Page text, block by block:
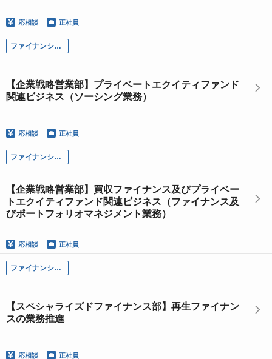
応相談 正社員
ファイナンシャル・ソリューション本部
【企業戦略営業部】プライベートエクイティファンド
関連ビジネス（ソーシング業務）
応相談 正社員
ファイナンシャル・ソリューション本部
【企業戦略営業部】買収ファイナンス及びプライベー
トエクイティファンド関連ビジネス（ファイナンス及
びポートフォリオマネジメント業務）
応相談 正社員
ファイナンシャル・ソリューション本部
【スペシャライズドファイナンス部】再生ファイナン
スの業務推進
応相談 正社員